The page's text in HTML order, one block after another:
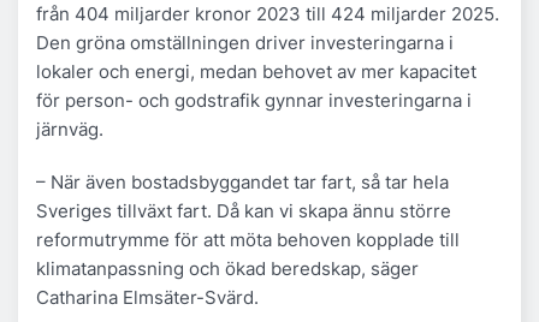
från 404 miljarder kronor 2023 till 424 miljarder 2025.
Den gröna omställningen driver investeringarna i
lokaler och energi, medan behovet av mer kapacitet
för person- och godstrafik gynnar investeringarna i
järnväg.
– När även bostadsbyggandet tar fart, så tar hela
Sveriges tillväxt fart. Då kan vi skapa ännu större
reformutrymme för att möta behoven kopplade till
klimatanpassning och ökad beredskap, säger
Catharina Elmsäter-Svärd.